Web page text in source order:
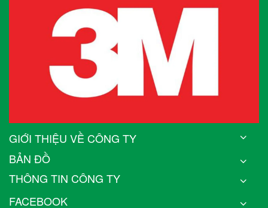
GIỚI THIỆU VỀ CÔNG TY
BẢN ĐỒ
THÔNG TIN CÔNG TY
FACEBOOK